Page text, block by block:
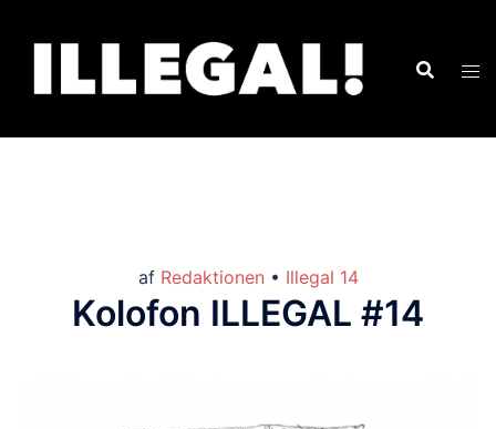
af Redaktionen • Illegal 14
Kolofon ILLEGAL #14